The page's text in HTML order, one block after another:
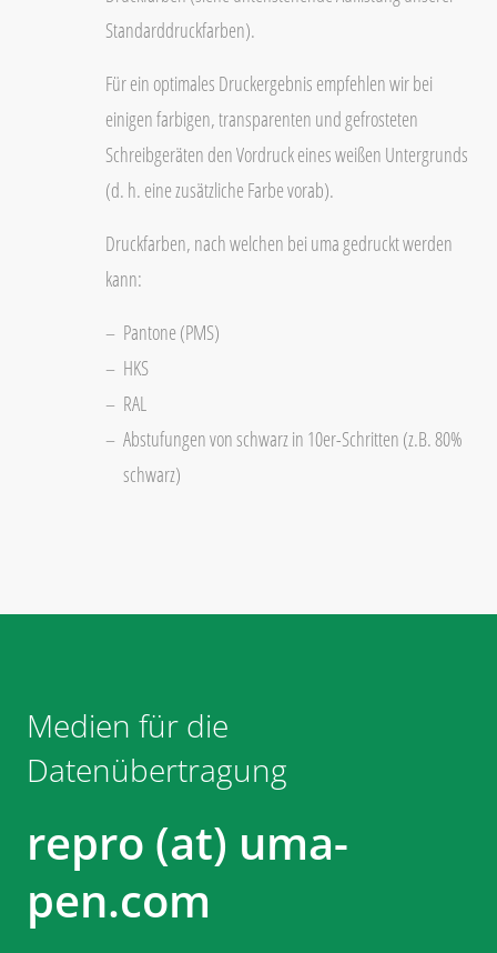
Standarddruckfarben).
Für ein optimales Druckergebnis empfehlen wir bei
einigen farbigen, transparenten und gefrosteten
Schreibgeräten den Vordruck eines weißen Untergrunds
(d. h. eine zusätzliche Farbe vorab).
Druckfarben, nach welchen bei uma gedruckt werden
kann:
Pantone (PMS)
HKS
RAL
Abstufungen von schwarz in 10er-Schritten (z.B. 80%
schwarz)
Medien für die
Datenübertragung
repro (at) uma-
pen.com